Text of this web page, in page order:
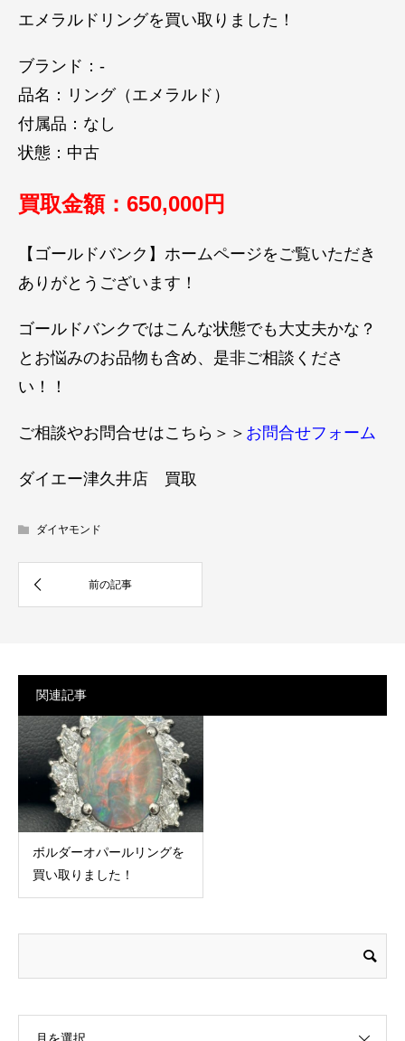
エメラルドリングを買い取りました！
ブランド：-
品名：リング（エメラルド）
付属品：なし
状態：中古
買取金額：650,000円
【ゴールドバンク】ホームページをご覧いただき
ありがとうございます！
ゴールドバンクではこんな状態でも大丈夫かな？
とお悩みのお品物も含め、是非ご相談くださ
い！！
ご相談やお問合せはこちら＞＞ お問合せフォーム
ダイエー津久井店 買取
ダイヤモンド
関連記事
ボルダーオパールリングを
買い取りました！